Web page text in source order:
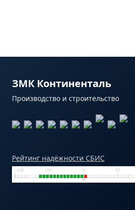
ЗМК Континенталь
Производство и строительство
Рейтинг надёжности СБИС